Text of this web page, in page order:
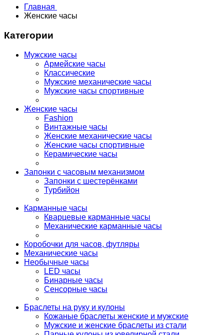
Главная
Женские часы
Категории
Мужские часы
Армейские часы
Классические
Мужские механические часы
Мужские часы спортивные
Женские часы
Fashion
Винтажные часы
Женские механические часы
Женские часы спортивные
Керамические часы
Запонки с часовым механизмом
Запонки с шестерёнками
Турбийон
Карманные часы
Кварцевые карманные часы
Механические карманные часы
Коробочки для часов, футляры
Механические часы
Необычные часы
LED часы
Бинарные часы
Сенсорные часы
Браслеты на руку и кулоны
Кожаные браслеты женские и мужские
Мужские и женские браслеты из стали